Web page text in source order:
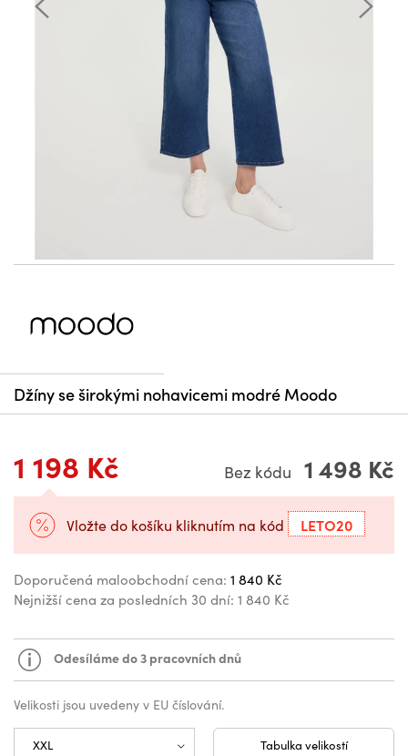
Džíny se širokými nohavicemi modré Moodo
1 198 Kč Bez kódu 1 498 Kč
Vložte do košíku kliknutím na kód LETO20
Doporučená maloobchodní cena: 1 840 Kč
Nejnižší cena za posledních 30 dní: 1 840 Kč
Odesíláme do 3 pracovních dnů
Velikosti jsou uvedeny v EU číslování.
Tabulka velikostí